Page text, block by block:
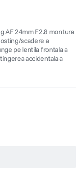
AF 24mm F2.8 montura
scadere a
pe lentila frontala a
accidentala a